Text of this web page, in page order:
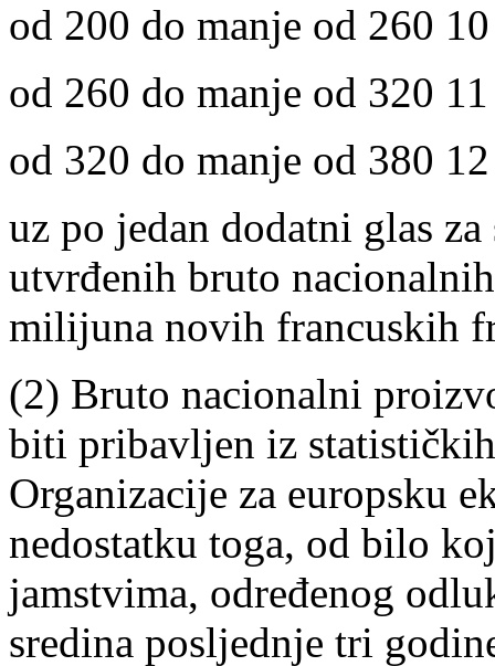
od 200 do manje od 260 10
od 260 do manje od 320 11
od 320 do manje od 380 12
uz po jedan dodatni glas
utvrđenih bruto
milijuna novih francuskih
(2) Bruto nacionalni
biti pribavljen iz
Organizacije za europsku
nedostatku toga, od bilo
jamstvima, određenog
sredina posljednje tri